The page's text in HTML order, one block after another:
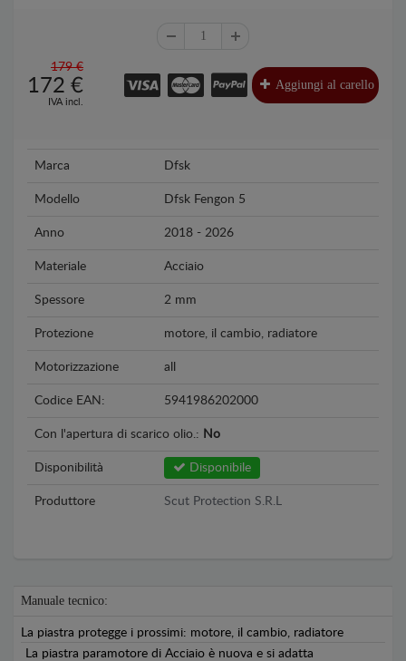
179 €
172 €
IVA incl.
Aggiungi al carello
Marca Dfsk
Modello Dfsk Fengon 5
Anno 2018 - 2026
Materiale Acciaio
Spessore 2 mm
Protezione motore, il cambio, radiatore
Motorizzazione all
Codice EAN: 5941986202000
Con l'apertura di scarico olio.: No
Disponibilità Disponibile
Produttore Scut Protection S.R.L
Manuale tecnico:
La piastra protegge i prossimi: motore, il cambio, radiatore
La piastra paramotore di Acciaio è nuova e si adatta